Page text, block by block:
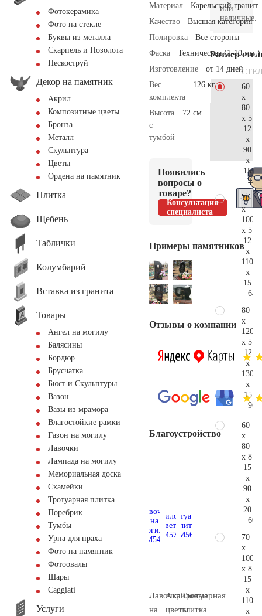
Фотокерамика
Фото на стекле
Буквы из металла
Скарпель и Позолота
Пескоструй
Декор на памятник
Акрил
Композитные цветы
Бронза
Металл
Скульптура
Цветы
Ордена на памятник
Плитка
Щебень
Таблички
Колумбарий
Вставка из гранита
Товары
Ангел на могилу
Балясины
Бордюр
Брусчатка
Бюст и Скульптуры
Вазон
Вазы из мрамора
Влагостойкие рамки
Газон на могилу
Лавочки
Лампада на могилу
Мемориальная доска
Скамейки
Тротуарная плитка
Поребрик
Тумбы
Урна для праха
Фото на памятник
Фотоовалы
Шары
Сaggiati
Услуги
Материал
Карельский гранит
Качество
Высшая категория
Полировка
Все стороны
Фаска
Техническая (1-10 мм.)
Изготовление
от 14 дней
Вес
комплекта
126 кг.
Высота
с
тумбой
72 см.
Появились
вопросы о
товаре?
Консультация
специалиста
Примеры памятников
Отзывы о компании
Благоустройство
Лавочка
на
Акриловые
цветы
Тротуарная
плитка
или
наличные.
Размер
60
x
80
x 5
12
x
90
x
15
70
x
100
x 5
12
x
110
x
15
80
x
120
x 5
12
x
130
x
15
60
x
80
x 8
15
x
90
x
20
70
x
100
x 8
15
x
110
x